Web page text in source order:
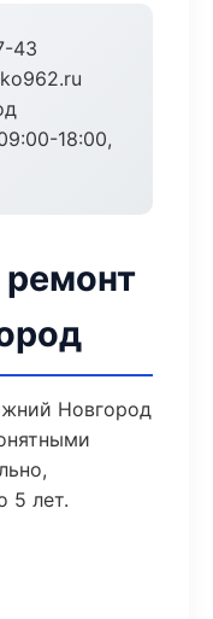
43
18:00,
Новгород
5 лет.